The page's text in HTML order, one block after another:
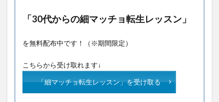
「30代からの細マッチョ転生レッスン」
を無料配布中です！（※期間限定）
こちらから受け取れます↓
「細マッチョ転生レッスン」を受け取る